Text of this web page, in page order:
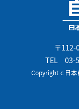
〒112-
TEL 03-
Copyright c 日本